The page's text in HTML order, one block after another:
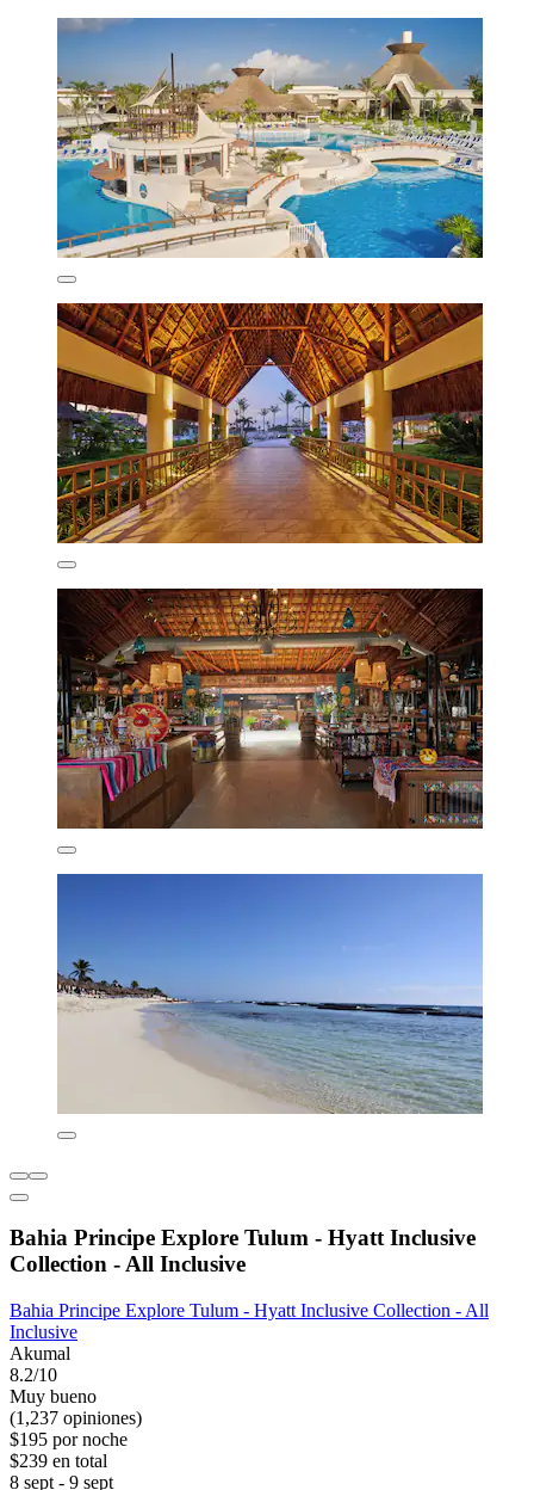
Bahia Principe Explore Tulum - Hyatt Inclusive
Collection - All Inclusive
Bahia Principe Explore Tulum - Hyatt Inclusive Collection - All
Inclusive
Akumal
8.2/10
Muy bueno
(1,237 opiniones)
$195 por noche
$239 en total
8 sept - 9 sept